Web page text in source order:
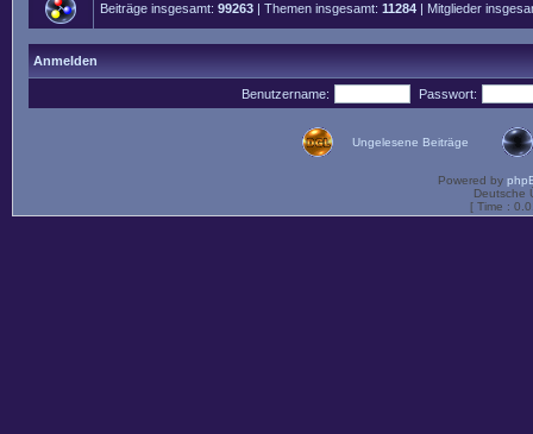
Beiträge insgesamt: 99263 | Themen insgesamt: 11284 | Mitglieder
Anmelden
Benutzername: Passwort:
Ungelesene Beiträge
Powered by
Deutsche
[ Time :